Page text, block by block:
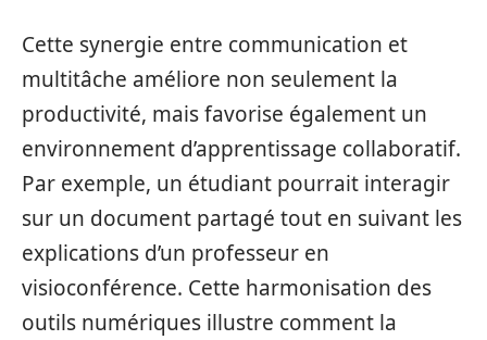
Cette synergie entre communication et
multitâche améliore non seulement la
productivité, mais favorise également un
environnement d’apprentissage collaboratif.
Par exemple, un étudiant pourrait interagir
sur un document partagé tout en suivant les
explications d’un professeur en
visioconférence. Cette harmonisation des
outils numériques illustre comment la